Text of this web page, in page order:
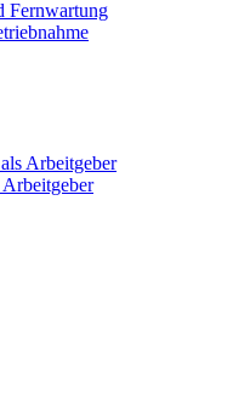
Fernwartung
Arbeitgeber